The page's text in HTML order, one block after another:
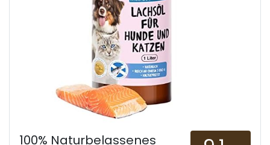
100% Naturbelassenes